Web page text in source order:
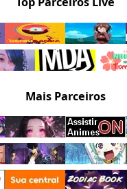
Mais Parceiros